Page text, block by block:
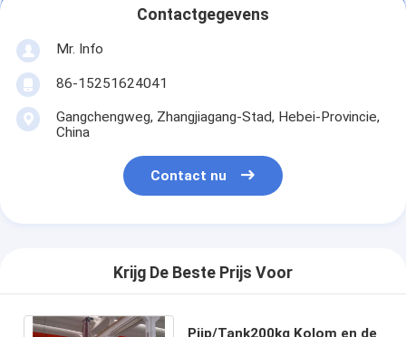
Contactgegevens
Mr. Info
86-15251624041
Gangchengweg, Zhangjiagang-Stad, Hebei-Provincie,
China
Contact nu
Krijg De Beste Prijs Voor
Pijp/Tank200kg Kolom en de